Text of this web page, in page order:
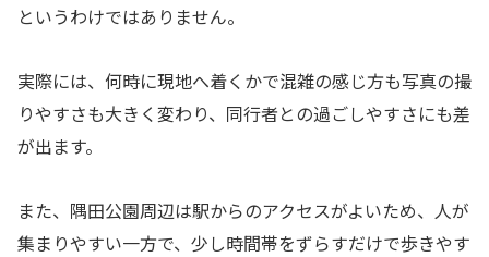
というわけではありません。
実際には、何時に現地へ着くかで混雑の感じ方も写真の撮
りやすさも大きく変わり、同行者との過ごしやすさにも差
が出ます。
また、隅田公園周辺は駅からのアクセスがよいため、人が
集まりやすい一方で、少し時間帯をずらすだけで歩きやす